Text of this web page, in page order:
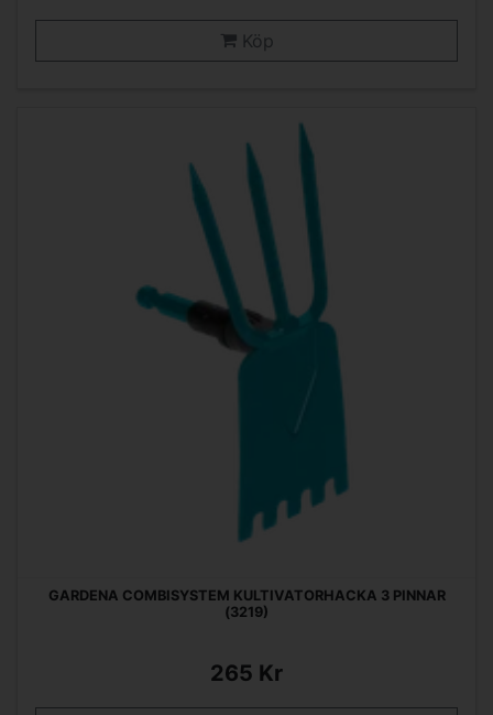
Köp
GARDENA COMBISYSTEM KULTIVATORHACKA 3 PINNAR
(3219)
265 Kr